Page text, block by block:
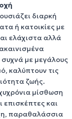
διαρκή
ή κατοικίες με
ελάχιστα αλλά
με μεγάλους
καλύπτουν τις
ζωής.
μίσθωση
επισκέπτες και
παραθαλάσσια